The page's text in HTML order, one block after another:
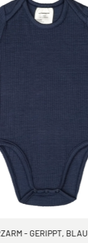
- GERIPPT, BLAU